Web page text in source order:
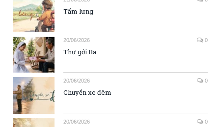
Tấm lưng
20/06/2026 0
Thư gởi Ba
20/06/2026 0
Chuyến xe đêm
20/06/2026 0